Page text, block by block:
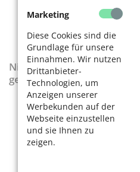
Marketing
Diese Cookies sind die
Grundlage für unsere
Einnahmen. Wir nutzen
Drittanbieter-
Technologien, um
Anzeigen unserer
Werbekunden auf der
Webseite einzustellen
und sie Ihnen zu
zeigen.
Grünabfälle und
verbrauchte Erde,
Sägespäne von un-
behandeltem Holz.
Nicht in den Biomüll
gehört:
nicht organische Stoffe
wie Kunststoff, Glas und
Metall, Schadstoffe wie
Kaminasche oder
Zigarettenkippen